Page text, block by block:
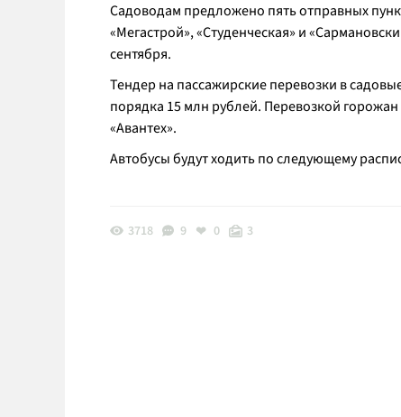
Садоводам предложено пять отправных
«Мегастрой», «Студенческая» и
сентября.
Тендер на пассажирские перевозки в
порядка 15 млн рублей. Перевозкой
«Авантех».
Автобусы будут ходить по следующему
3718 9 0 3